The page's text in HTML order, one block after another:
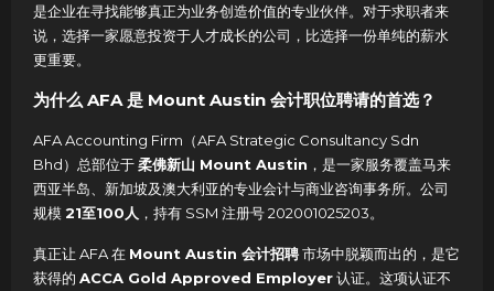
是企业在寻找能够真正为业务创造价值的专业伙伴。对于求职者来
说，选择一家愿意投资于人才成长的公司，比选择一份单纯的薪水
更重要。
为什么 AFA 是 Mount Austin 会计职位聘请的首选？
AFA Accounting Firm（AFA Strategic Consultancy Sdn
Bhd）总部位于柔佛新山 Mount Austin ，是一家服务覆盖马来
西亚半岛、新加坡及澳大利亚的专业会计与商业咨询事务所。公司
规模21至100人 ，持有 SSM 注册号 202001025203。
真正让 AFA 在 Mount Austin 会计招聘市场中脱颖而出的，是它
获得的 ACCA Gold Approved Employer认证。这项认证不